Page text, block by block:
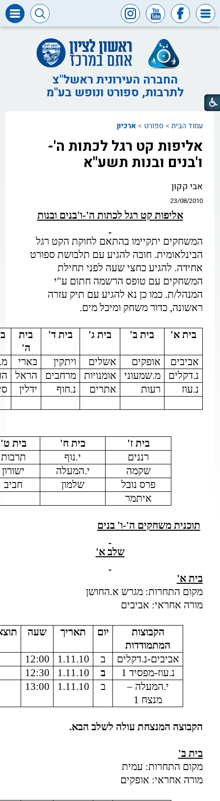
ומכרזים
חופש
המידע
דבר
ראש
דבר
החברה
צור
קשר
החברה העירונית ראשל"צ
לתרבות, ספורט ונופש בע"מ
עמוד הבית >ספורט >ארכיון
אליפות קט רגל לכתות ה'-
ו'בנים ובנות תשע"א
אבי קקון
23/08/2010
אליפות קט רגל לכתות ה'-ו'בנים ובנות
המשחקים יתקיימו בהתאם לחוקת הקט רגל
הבינלאומית. חובה להגיע עם תלבושת ספורט
אחידה. להגיע כחצי שעה לפני תחילת
המשחקים עם טופס הרשמה חתום ע"י
המנהל/ת. כמו כן נא להגיע עם תיק עזרה
ראשונה, כדור משחק ומיכל מים.
בית א' בית ב' בית ג' בית ד'
בית
ה'
אביבים אופקים אשלים ויתקין בארי
נ.דקלים
מ.שמעוני אומנויות מרחבים הראל
נ.עוז
רעות אתרים נ.חוף ידלין
בית ז' בית ח'
בית ט'
רננים
י.נוף
תרבות
שקמה
י.המעלה
ישורון
פרס נובל
שלמון
חביב
איתמר
תוכנית משחקים ה'-ו' בנים
שלב א'
בית א'
מקום התחרות: מגרש א.החושן
מורה אחראי: אביבים
הקבוצות
המתמודדות
יום תאריך שעה
אביבים-נ.דקלים ב 1.11.10
12:00
נ.עוז-מפסיד 1
ב 1.11.10
12:30
י.המעלה –
מנצח 1
ב 1.11.10
13:00
הקבוצה המנצחת עולה לשלב הבא.
בית ב'
מקום התחרות: עמית
מורה אחראי: אופקים